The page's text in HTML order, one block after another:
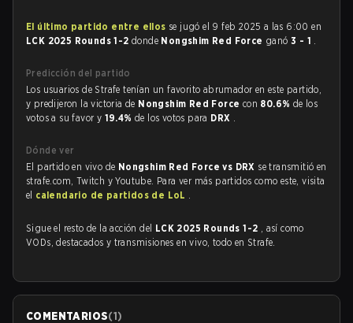
El último partido entre ellos se jugó el 9 feb 2025 a las 6:00 en
LCK 2025 Rounds 1-2 donde Nongshim Red Force ganó3 - 1 .
Predicción del partido
Los usuarios de Strafe tenían un favorito abrumador en este partido,
y predijeron la victoria de Nongshim Red Force con 80.6% de los
votos a su favor y 19.4%de los votos para DRX .
Dónde ver
El partido en vivo de Nongshim Red Force vs DRX se transmitió en
strafe.com, Twitch y Youtube. Para ver más partidos como este, visita
el calendario de partidos de LoL .
Sigue el resto de la acción del LCK 2025 Rounds 1-2 , así como
VODs, destacados y transmisiones en vivo, todo en Strafe.
COMENTARIOS(1)